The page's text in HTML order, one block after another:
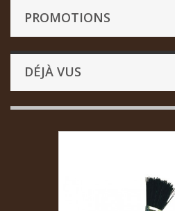
PROMOTIONS
DÉJÀ VUS